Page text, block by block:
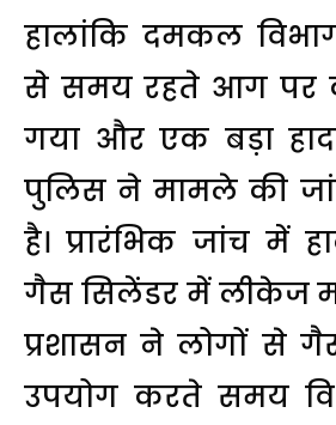
हालांकि दमकल
से समय रहते आग पर
गया और एक बड़ा
पुलिस ने मामले की
है। प्रारंभिक जांच में
गैस सिलेंडर में लीकेज
प्रशासन ने लोगों से
उपयोग करते समय